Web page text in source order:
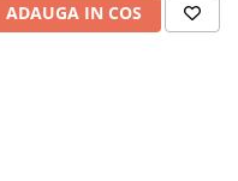
ADAUGA IN COS